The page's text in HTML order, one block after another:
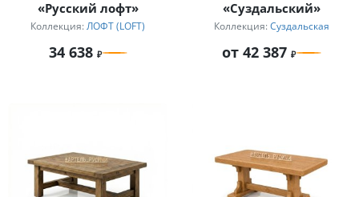
«Русский лофт»
Коллекция: ЛОФТ (LOFT)
34 638
«Суздальский»
Коллекция: Суздальская
от 42 387